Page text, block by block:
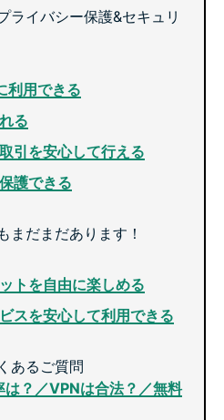
ライバシー保護&セキュリ
利用できる
る
引を安心して行える
護できる
まだまだあります！
トを自由に楽しめる
スを安心して利用できる
あるご質問
？／VPNは合法？／無料